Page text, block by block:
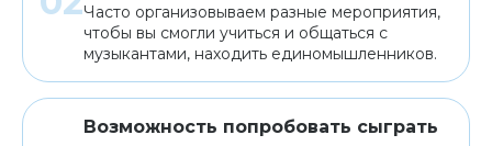
Часто организовываем разные мероприятия,
чтобы вы смогли учиться и общаться с
музыкантами, находить единомышленников.
Возможность попробовать сыграть